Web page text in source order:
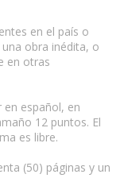
en el país o
obra inédita, o
en otras
en español, en
12 puntos. El
es libre.
(50) páginas y un